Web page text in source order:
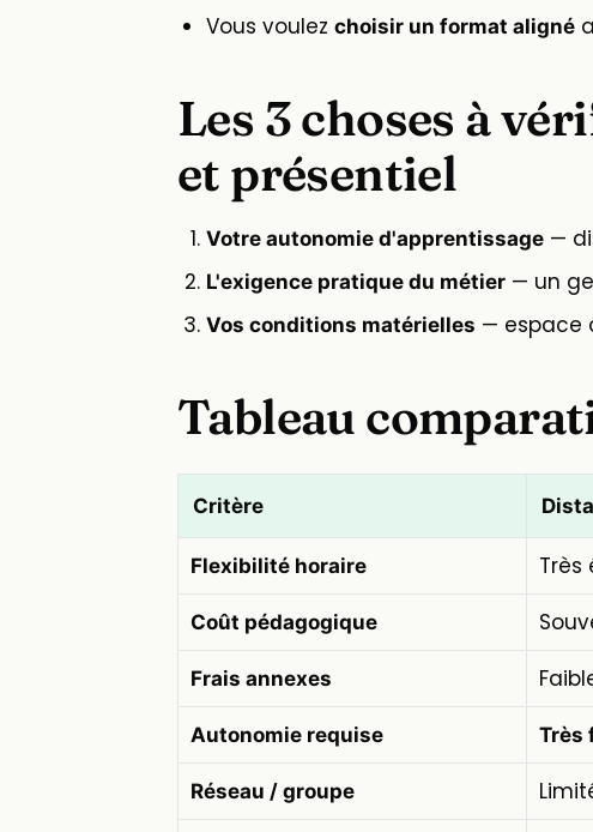
Vous voulez choisir un format aligné
Les 3 choses à
et présentiel
Votre autonomie d'apprentissage —
L'exigence pratique du métier — un
Vos conditions matérielles — espace
Tableau
Critère
Flexibilité horaire Très
Coût pédagogique
Frais annexes
Autonomie requise Très
Réseau / groupe